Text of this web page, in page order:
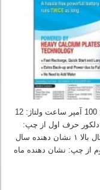
باتری 100 آمپر ساعت دوو کره جنوبی ظرفیت: 100 آمپر ساعت ولتاژ: 12
حرف اول از چپ:
نشان دهنده سال تولید باتری می باشد. که در مثال بالا ۱ نشان دهنده سال
۲>2012 0>2010 حرف دوم از چپ: نشان دهنده ماه